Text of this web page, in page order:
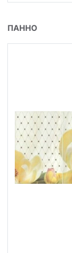
ПАННО